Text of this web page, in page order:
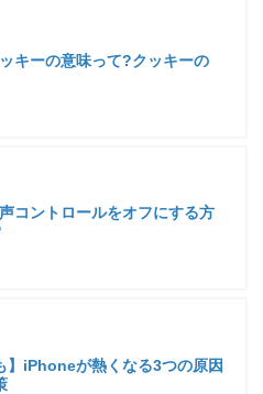
キーの意味って?クッキーの
コントロールをオフにする方
】iPhoneが熱くなる3つの原因